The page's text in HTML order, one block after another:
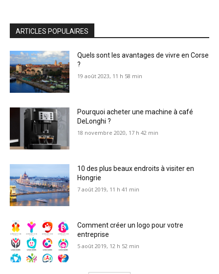
ARTICLES POPULAIRES
Quels sont les avantages de vivre en Corse
?
19 août 2023, 11 h 58 min
Pourquoi acheter une machine à café
DeLonghi ?
18 novembre 2020, 17 h 42 min
10 des plus beaux endroits à visiter en
Hongrie
7 août 2019, 11 h 41 min
Comment créer un logo pour votre
entreprise
5 août 2019, 12 h 52 min